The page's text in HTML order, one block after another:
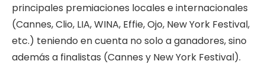
principales premiaciones locales e internacionales
(Cannes, Clio, LIA, WINA, Effie, Ojo, New York Festival,
etc.) teniendo en cuenta no solo a ganadores, sino
además a finalistas (Cannes y New York Festival).